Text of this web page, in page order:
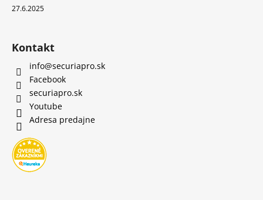
27.6.2025
Kontakt
info@securiapro.sk
Facebook
securiapro.sk
Youtube
Adresa predajne